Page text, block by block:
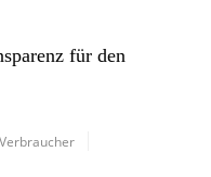
für den
Verbraucher